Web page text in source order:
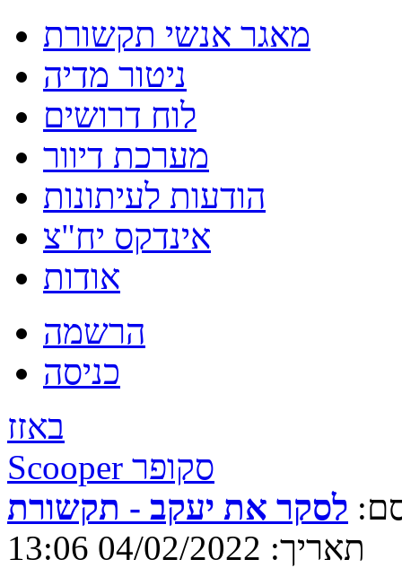
מאגר אנשי תקשורת
ניטור מדיה
לוח דרושים
מערכת דיוור
הודעות לעיתונות
אינדקס יח"צ
אודות
הרשמה
כניסה
באזז
Scooper סקופר
לסקר את יעקב - תקשורת
תאריך: 04/02/2022 13:06